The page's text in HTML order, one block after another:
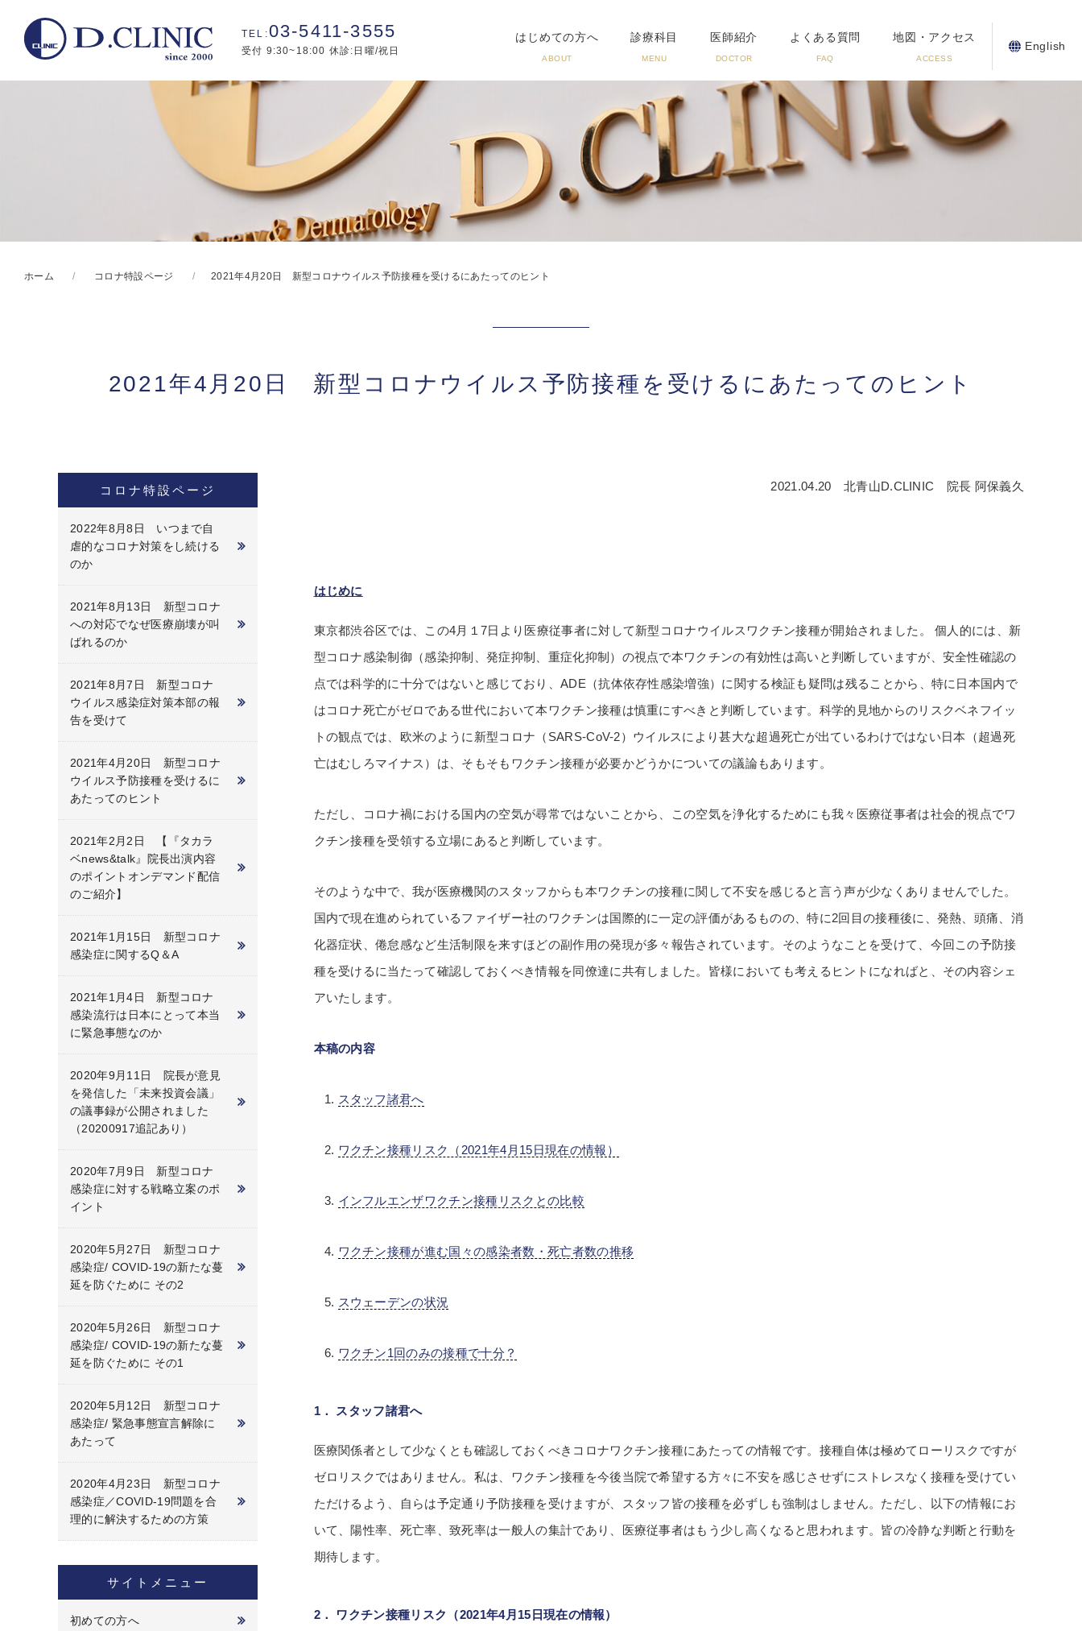
03-5411-3555
受付 9:30~18:00 休診:日曜/祝日
はじめての方へ
ABOUT
診療科目
MENU
医師紹介
DOCTOR
よくある質問
FAQ
地図・アクセス
ACCESS
English
ホーム コロナ特設ページ 2021年4月20日 新型コロナウイルス予防接種を受けるにあたってのヒント
2021年4月20日 新型コロナウイルス予防接種を受けるにあたってのヒント
2021.04.20 北青山D.CLINIC 院長 阿保義久
はじめに
東京都渋谷区では、この4月１7日より医療従事者に対して新型コロナウイルスワクチン接種が開始されました。 個人的には、新
型コロナ感染制御（感染抑制、発症抑制、重症化抑制）の視点で本ワクチンの有効性は高いと判断していますが、安全性確認の
点では科学的に十分ではないと感じており、ADE（抗体依存性感染増強）に関する検証も疑問は残ることから、特に日本国内で
はコロナ死亡がゼロである世代において本ワクチン接種は慎重にすべきと判断しています。科学的見地からのリスクベネフイッ
トの観点では、欧米のように新型コロナ（SARS-CoV-2）ウイルスにより甚大な超過死亡が出ているわけではない日本（超過死
亡はむしろマイナス）は、そもそもワクチン接種が必要かどうかについての議論もあります。
ただし、コロナ禍における国内の空気が尋常ではないことから、この空気を浄化するためにも我々医療従事者は社会的視点でワ
クチン接種を受領する立場にあると判断しています。
そのような中で、我が医療機関のスタッフからも本ワクチンの接種に関して不安を感じると言う声が少なくありませんでした。
国内で現在進められているファイザー社のワクチンは国際的に一定の評価があるものの、特に2回目の接種後に、発熱、頭痛、消
化器症状、倦怠感など生活制限を来すほどの副作用の発現が多々報告されています。そのようなことを受けて、今回この予防接
種を受けるに当たって確認しておくべき情報を同僚達に共有しました。皆様においても考えるヒントになればと、その内容シェ
アいたします。
本稿の内容
スタッフ諸君へ
ワクチン接種リスク（2021年4月15日現在の情報）
インフルエンザワクチン接種リスクとの比較
ワクチン接種が進む国々の感染者数・死亡者数の推移
スウェーデンの状況
ワクチン1回のみの接種で十分？
1． スタッフ諸君へ
医療関係者として少なくとも確認しておくべきコロナワクチン接種にあたっての情報です。接種自体は極めてローリスクですが
ゼロリスクではありません。私は、ワクチン接種を今後当院で希望する方々に不安を感じさせずにストレスなく接種を受けてい
ただけるよう、自らは予定通り予防接種を受けますが、スタッフ皆の接種を必ずしも強制はしません。ただし、以下の情報にお
いて、陽性率、死亡率、致死率は一般人の集計であり、医療従事者はもう少し高くなると思われます。皆の冷静な判断と行動を
期待します。
2． ワクチン接種リスク（2021年4月15日現在の情報）
コロナ特設ページ
2022年8月8日 いつまで自
虐的なコロナ対策をし続ける
のか
2021年8月13日 新型コロナ
への対応でなぜ医療崩壊が叫
ばれるのか
2021年8月7日 新型コロナ
ウイルス感染症対策本部の報
告を受けて
2021年4月20日 新型コロナ
ウイルス予防接種を受けるに
あたってのヒント
2021年2月2日 【『タカラ
ベnews&talk』院長出演内容
のポイントオンデマンド配信
のご紹介】
2021年1月15日 新型コロナ
感染症に関するQ＆A
2021年1月4日 新型コロナ
感染流行は日本にとって本当
に緊急事態なのか
2020年9月11日 院長が意見
を発信した「未来投資会議」
の議事録が公開されました
（20200917追記あり）
2020年7月9日 新型コロナ
感染症に対する戦略立案のポ
イント
2020年5月27日 新型コロナ
感染症/ COVID-19の新たな蔓
延を防ぐために その2
2020年5月26日 新型コロナ
感染症/ COVID-19の新たな蔓
延を防ぐために その1
2020年5月12日 新型コロナ
感染症/ 緊急事態宣言解除に
あたって
2020年4月23日 新型コロナ
感染症／COVID-19問題を合
理的に解決するための方策
サイトメニュー
初めての方へ